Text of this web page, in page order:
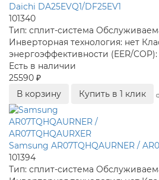
Daichi DA25EVQ1/DF25EV1
101340
Тип: сплит-система
Инверторная технология: нет
энергоэффективности (EER/COP):
Есть в наличии
25590 ₽
В корзину
Купить в 1 клик
Samsung AR07TQHQAURNER /
101394
Тип: сплит-система